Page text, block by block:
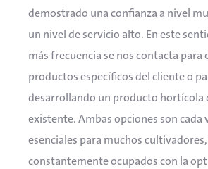
demostrado una confianza a nivel
un nivel de servicio alto. En este
más frecuencia se nos contacta para
productos específicos del cliente o
desarrollando un producto hortícola
existente. Ambas opciones son cada
esenciales para muchos
constantemente ocupados con la